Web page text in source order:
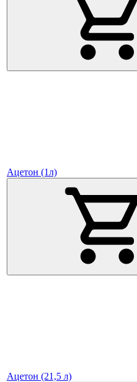
Ацетон (1л)
Ацетон (21,5 л)